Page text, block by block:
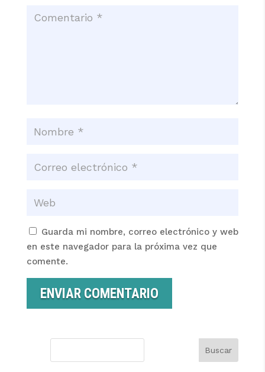
Guarda mi nombre, correo electrónico y web
en este navegador para la próxima vez que
comente.
ENVIAR COMENTARIO
Buscar